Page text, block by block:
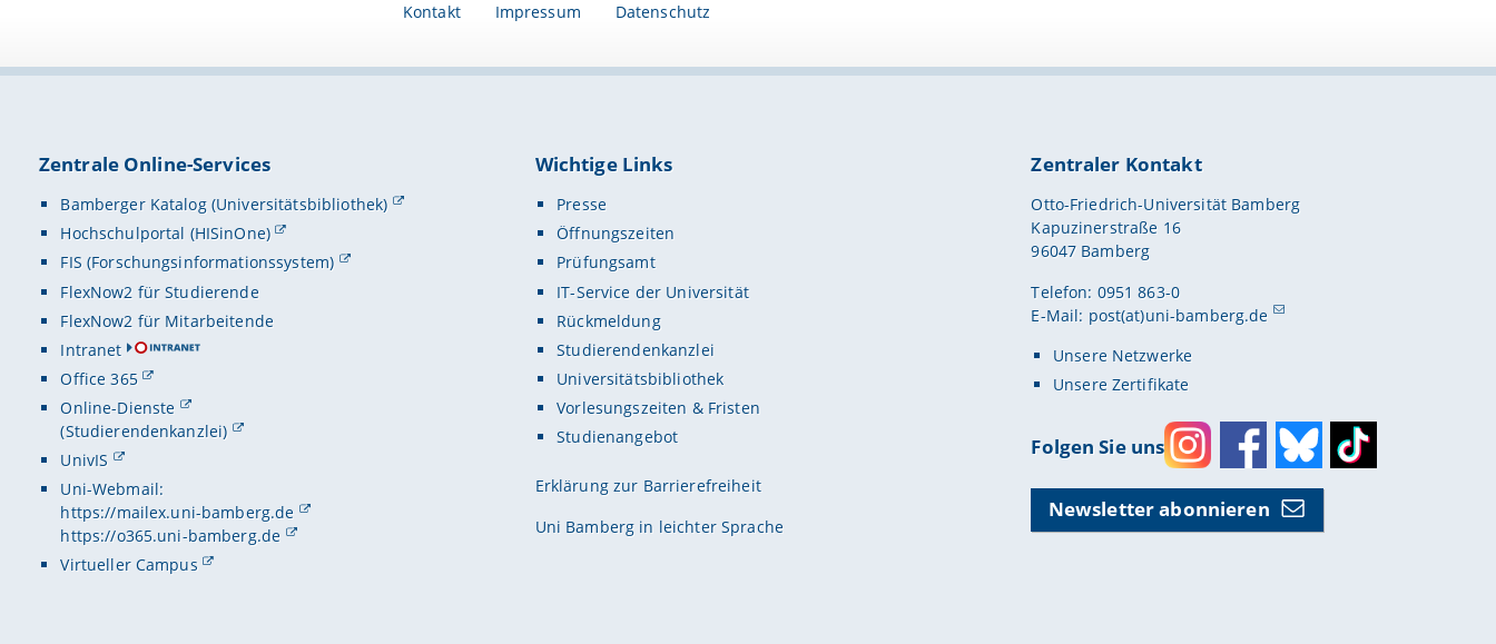
Kontakt Impressum Datenschutz
Zentrale Online-Services
Bamberger Katalog (Universitätsbibliothek)
Hochschulportal (HISinOne)
FIS (Forschungsinformationssystem)
FlexNow2 für Studierende
FlexNow2 für Mitarbeitende
Intranet
Office 365
Online-Dienste
(Studierendenkanzlei)
UnivIS
Uni-Webmail:
https://mailex.uni-bamberg.de
https://o365.uni-bamberg.de
Virtueller Campus
Wichtige Links
Presse
Öffnungszeiten
Prüfungsamt
IT-Service der Universität
Rückmeldung
Studierendenkanzlei
Universitätsbibliothek
Vorlesungszeiten & Fristen
Studienangebot
Erklärung zur Barrierefreiheit
Uni Bamberg in leichter Sprache
Zentraler Kontakt
Otto-Friedrich-Universität Bamberg
Kapuzinerstraße 16
96047 Bamberg
Telefon: 0951 863-0
E-Mail: post(at)uni-bamberg.de
Unsere Netzwerke
Unsere Zertifikate
Folgen Sie uns
InstagramFacebook
Bluesky
Newsletter abonnieren